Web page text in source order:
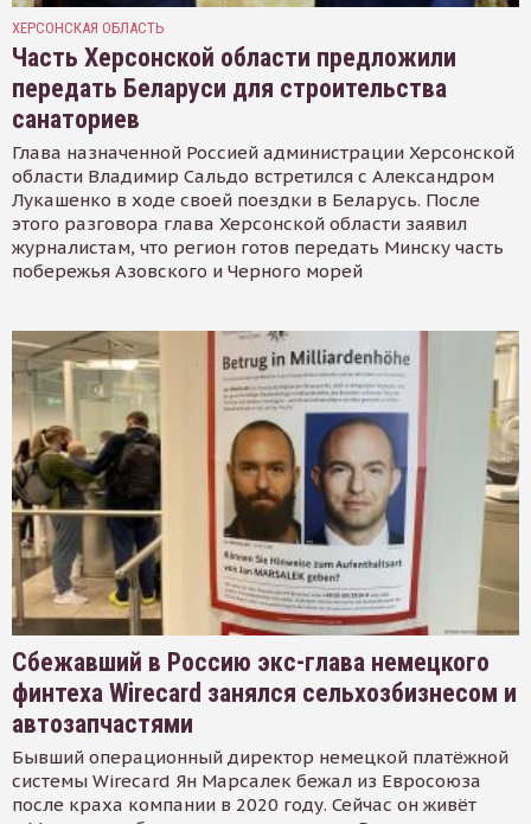
ХЕРСОНСКАЯ ОБЛАСТЬ
Часть Херсонской области предложили
передать Беларуси для строительства
санаториев
Глава назначенной Россией администрации Херсонской
области Владимир Сальдо встретился с Александром
Лукашенко в ходе своей поездки в Беларусь. После
этого разговора глава Херсонской области заявил
журналистам, что регион готов передать Минску часть
побережья Азовского и Черного морей
Сбежавший в Россию экс-глава немецкого
финтеха Wirecard занялся сельхозбизнесом и
автозапчастями
Бывший операционный директор немецкой платёжной
системы Wirecard Ян Марсалек бежал из Евросоюза
после краха компании в 2020 году. Сейчас он живёт